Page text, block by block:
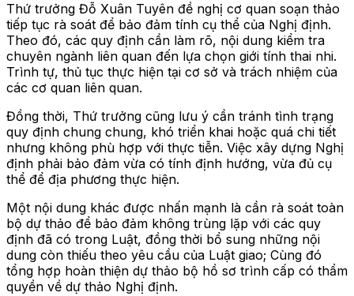
Thứ trưởng Đỗ Xuân Tuyên đề nghị cơ quan soạn thảo
tiếp tục rà soát để bảo đảm tính cụ thể của Nghị định.
Theo đó, các quy định cần làm rõ, nội dung kiểm tra
chuyên ngành liên quan đến lựa chọn giới tính thai nhi.
Trình tự, thủ tục thực hiện tại cơ sở và trách nhiệm của
các cơ quan liên quan.
Đồng thời, Thứ trưởng cũng lưu ý cần tránh tình trạng
quy định chung chung, khó triển khai hoặc quá chi tiết
nhưng không phù hợp với thực tiễn. Việc xây dựng Nghị
định phải bảo đảm vừa có tính định hướng, vừa đủ cụ
thể để địa phương thực hiện.
Một nội dung khác được nhấn mạnh là cần rà soát toàn
bộ dự thảo để bảo đảm không trùng lặp với các quy
định đã có trong Luật, đồng thời bổ sung những nội
dung còn thiếu theo yêu cầu của Luật giao; Cùng đó
tổng hợp hoàn thiện dự thảo bộ hồ sơ trình cấp có thẩm
quyền về dự thảo Nghị định.